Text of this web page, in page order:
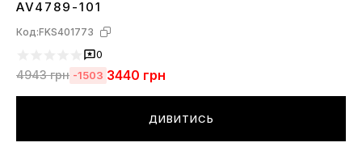
AV4789-101
Код:FKS401773
0
4943грн -1503 3440 грн
ДИВИТИСЬ